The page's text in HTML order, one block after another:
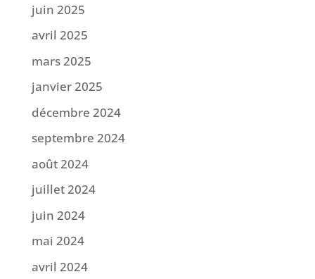
juin 2025
avril 2025
mars 2025
janvier 2025
décembre 2024
septembre 2024
août 2024
juillet 2024
juin 2024
mai 2024
avril 2024